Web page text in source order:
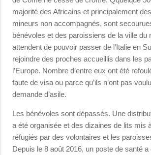
majorité des Africains et principalement
mineurs non accompagnés, sont
bénévoles et des paroissiens de la ville du
attendent de pouvoir passer de l’Italie en
rejoindre des proches accueillis dans les
l’Europe. Nombre d’entre eux ont été
faute de visa ou parce qu’ils n’ont pas
demande d’asile.
Les bénévoles sont dépassés. Une
a été organisée et des dizaines de lits mis
réfugiés par des volontaires et les
Depuis le 8 août 2016, un poste de santé